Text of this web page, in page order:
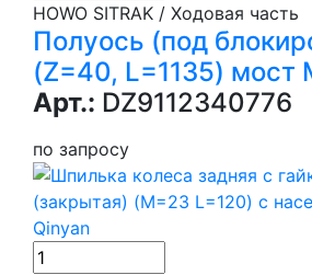
HOWO SITRAK / Ходовая часть
Полуось (под
(Z=40, L=1135) мост
Арт.: DZ9112340776
по запросу